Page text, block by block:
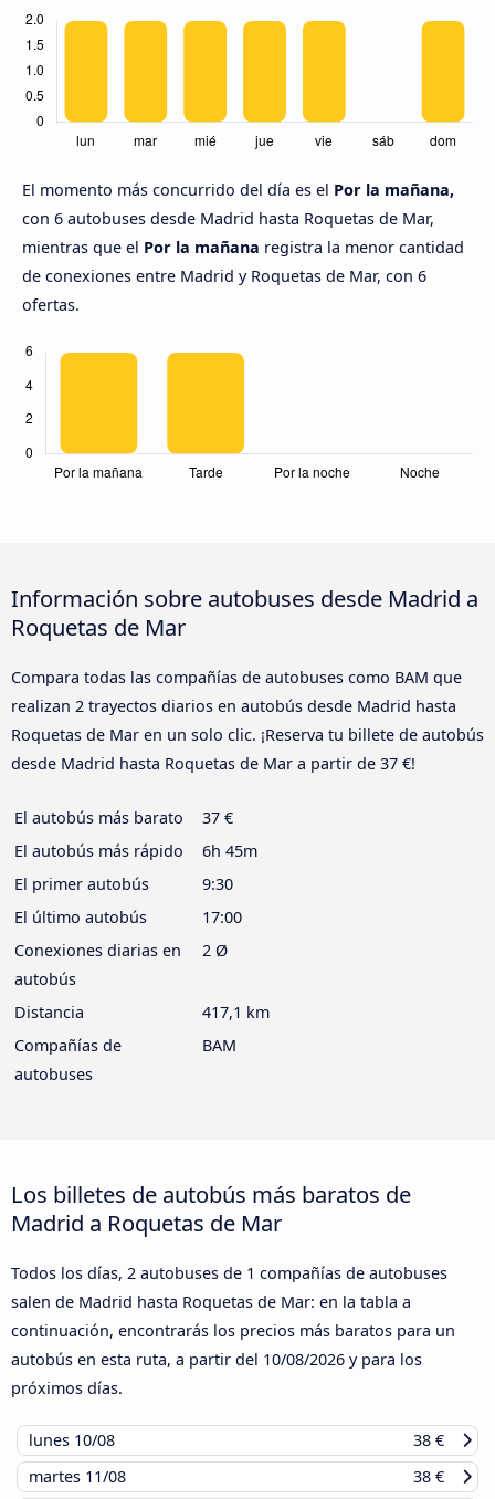
El momento más concurrido del día es el Por la mañana,
con 6 autobuses desde Madrid hasta Roquetas de Mar,
mientras que el Por la mañana registra la menor cantidad
de conexiones entre Madrid y Roquetas de Mar, con 6
ofertas.
Información sobre autobuses desde Madrid a
Roquetas de Mar
Compara todas las compañías de autobuses como BAM que
realizan 2 trayectos diarios en autobús desde Madrid hasta
Roquetas de Mar en un solo clic. ¡Reserva tu billete de autobús
desde Madrid hasta Roquetas de Mar a partir de 37 €!
El autobús más barato
37 €
El autobús más rápido
6h 45m
El primer autobús
9:30
El último autobús
17:00
Conexiones diarias en
autobús
2 Ø
Distancia
417,1 km
Compañías de
autobuses
BAM
Los billetes de autobús más baratos de
Madrid a Roquetas de Mar
Todos los días, 2 autobuses de 1 compañías de autobuses
salen de Madrid hasta Roquetas de Mar: en la tabla a
continuación, encontrarás los precios más baratos para un
autobús en esta ruta, a partir del 10/08/2026 y para los
próximos días.
lunes 10/08
38 €
martes 11/08 38 €